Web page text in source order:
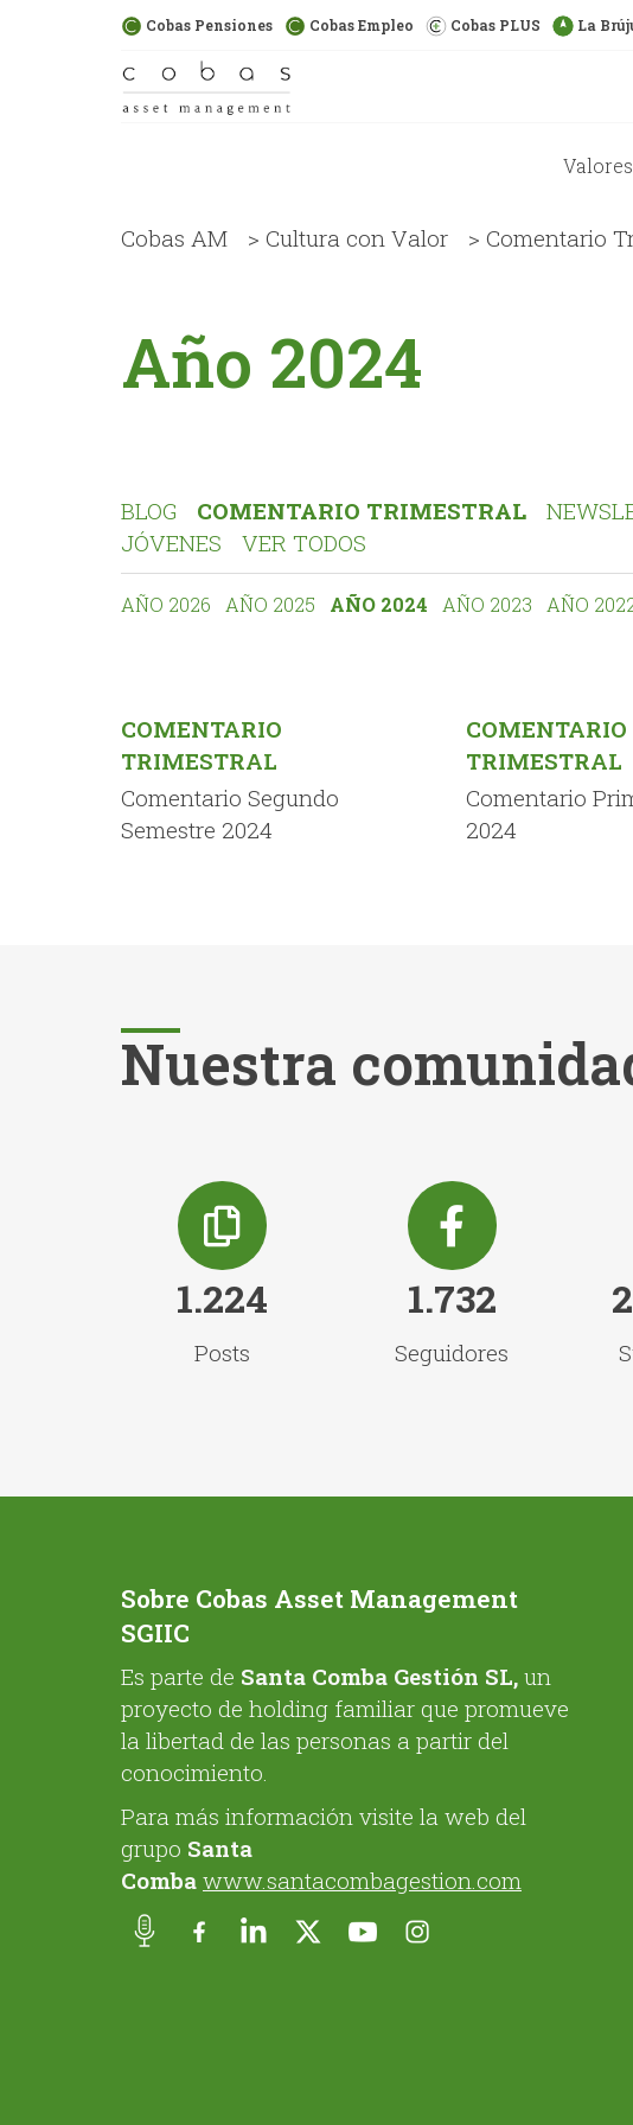
Cobas Pensiones Cobas Empleo Cobas PLUS La
Cobas AM > Cultura con Valor > Comentario
Año 2024
BLOG COMENTARIO TRIMESTRAL
JÓVENES
VER TODOS
AÑO 2026 AÑO 2025 AÑO 2024 AÑO 2023 AÑO
COMENTARIO
TRIMESTRAL
Comentario Segundo
Semestre 2024
COMENTARIO
TRIMESTRAL
Comentario
2024
Nuestra
1.224
Posts
1.732
Seguidores
Sobre Cobas Asset Management
SGIIC
Es parte de Santa Comba Gestión SL, un
proyecto de holding familiar que promueve
la libertad de las personas a partir del
conocimiento.
Para más información visite la web del
grupo Santa
Comba www.santacombagestion.com